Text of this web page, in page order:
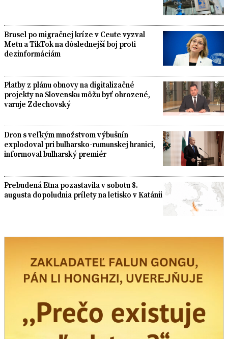
Brusel po migračnej kríze v Ceute vyzval
Metu a TikTok na dôslednejší boj proti
dezinformáciám
Platby z plánu obnovy na digitalizačné
projekty na Slovensku môžu byť ohrozené,
varuje Zdechovský
Dron s veľkým množstvom výbušnín
explodoval pri bulharsko-rumunskej hranici,
informoval bulharský premiér
Prebudená Etna pozastavila v sobotu 8.
augusta dopoludnia prílety na letisko v Katánii